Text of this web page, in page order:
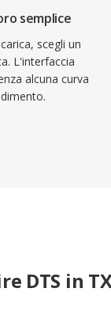
semplice
scegli un
L'interfaccia
alcuna curva
DTS in